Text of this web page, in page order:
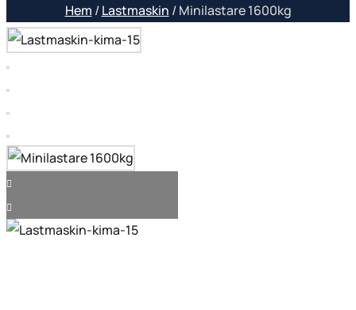
Hem /Lastmaskin / Minilastare 1600kg